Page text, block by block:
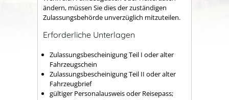
ändern, müssen Sie dies der zuständigen
Zulassungsbehörde unverzüglich mitzuteilen.
Erforderliche Unterlagen
Zulassungsbescheinigung Teil I oder alter
Fahrzeugschein
Zulassungsbescheinigung Teil II oder alter
Fahrzeugbrief
gültiger Personalausweis oder Reisepass;